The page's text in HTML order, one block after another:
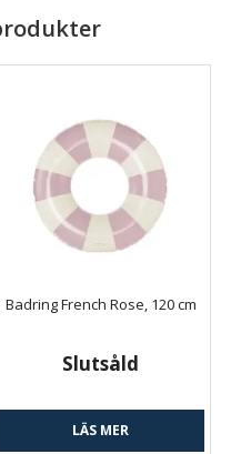
Badring French Rose, 120 cm
Slutsåld
LÄS MER